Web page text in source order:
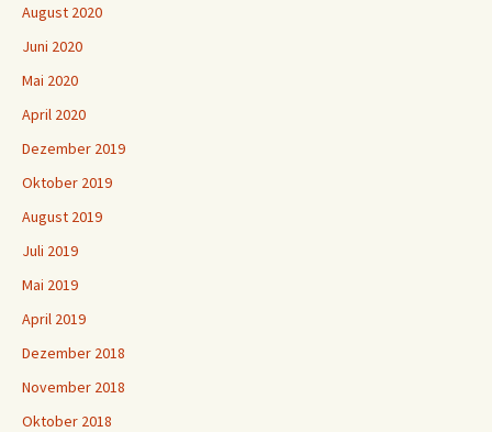
August 2020
Juni 2020
Mai 2020
April 2020
Dezember 2019
Oktober 2019
August 2019
Juli 2019
Mai 2019
April 2019
Dezember 2018
November 2018
Oktober 2018